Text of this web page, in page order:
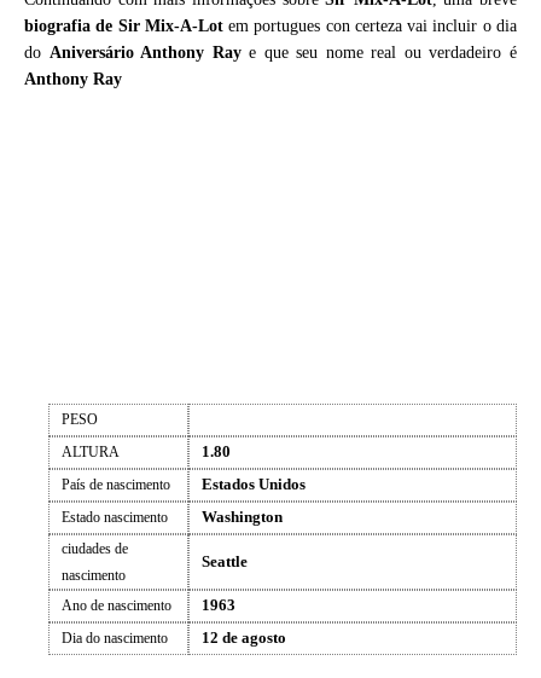
biografia de Sir Mix-A-Lotem portugues con certeza vai incluir o dia
do Aniversário Anthony Raye que seu nome real ou verdadeiro é
Anthony Ray
PESO
ALTURA
1.80
País de nascimento Estados Unidos
Estado nascimento Washington
ciudades de
nascimento
Seattle
Ano de nascimento 1963
Dia do nascimento 12 de agosto